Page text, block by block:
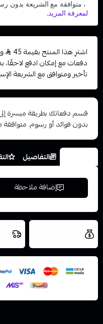
اشترِ هذا المنتج بقيمة 45
دفعات مع إمكان ادفع لاحقًا،
تأخير ومتوافق مع الشريعة
بدون فوائد أو رسوم.
التفاصيل
إضافة ملاحظة
اسحب و